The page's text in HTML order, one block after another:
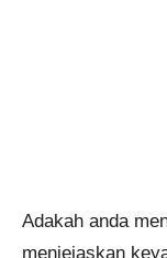
Adakah anda
menjejaskan